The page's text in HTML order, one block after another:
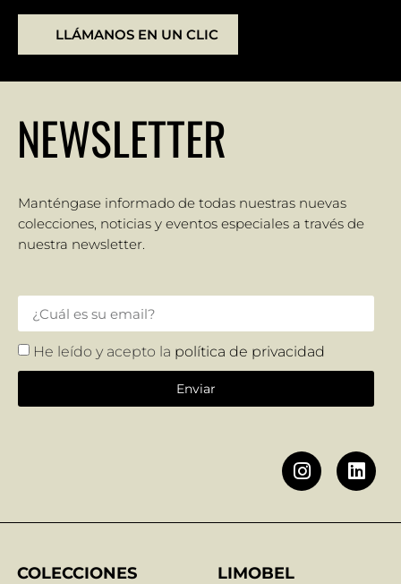
LLÁMANOS EN UN CLIC
NEWSLETTER
Manténgase informado de todas nuestras nuevas
colecciones, noticias y eventos especiales a través de
nuestra newsletter.
He leído y acepto la política de privacidad
Enviar
COLECCIONES LIMOBEL